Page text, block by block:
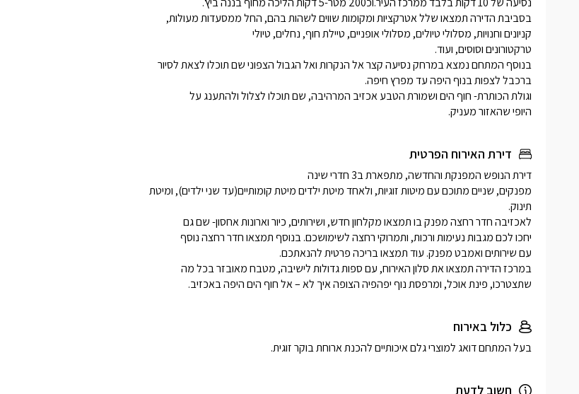
היופי שהאזור מעניק.
דירת האירוח הפרטית
שתצטרכו, פינת אוכל, ומרפסת נוף יפהפיה הצופה איך לא – אל חוף הים היפה באכזיב.
כלול באירוח
בעל המתחם דואג למוצרי גלם איכותיים להכנת ארוחת בוקר זוגית.
חשוב לדעת